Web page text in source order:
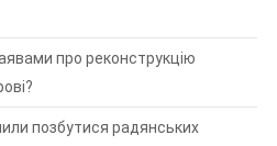
про реконструкцію
позбутися радянських